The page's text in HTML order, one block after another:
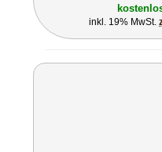
inkl. 19% MwSt.